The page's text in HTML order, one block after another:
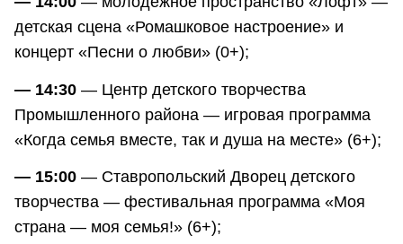
детская сцена «Ромашковое настроение» и
концерт «Песни о любви» (0+);
— 14:30 — Центр детского творчества
Промышленного района — игровая программа
«Когда семья вместе, так и душа на месте» (6+);
— 15:00 — Ставропольский Дворец детского
творчества — фестивальная программа «Моя
страна — моя семья!» (6+);